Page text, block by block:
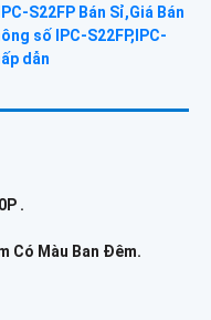
.
Có Màu Ban Đêm.